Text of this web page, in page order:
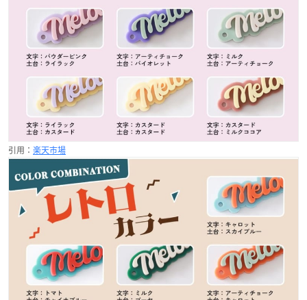
引用： 楽天市場